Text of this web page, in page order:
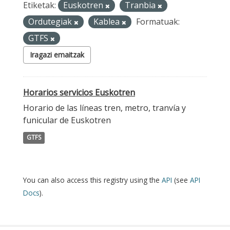
Etiketak: Euskotren
Tranbia
Ordutegiak
Kablea
Formatuak:
GTFS
Iragazi emaitzak
Horarios servicios Euskotren
Horario de las líneas tren, metro, tranvía y
funicular de Euskotren
GTFS
You can also access this registry using the API (see API
Docs).